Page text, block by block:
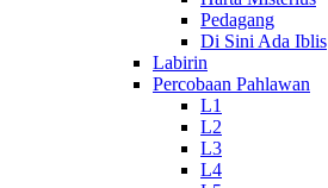
Pedagang
Di Sini Ada Iblis
Labirin
Percobaan Pahlawan
L1
L2
L3
L4